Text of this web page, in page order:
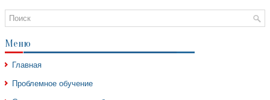
Меню
Главная
Проблемное обучение